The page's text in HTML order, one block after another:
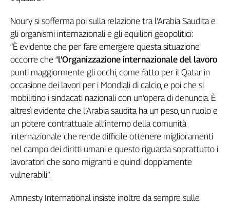
Contatti
La
Newsletter
Social
Noury si sofferma poi sulla relazione tra l’Arabia Saudita e
gli organismi internazionali e gli equilibri geopolitici:
“È evidente che per fare emergere questa situazione
occorre che “l’Organizzazione internazionale del lavoro
punti maggiormente gli occhi, come fatto per il Qatar in
occasione dei lavori per i Mondiali di calcio, e poi che si
mobilitino i sindacati nazionali con un’opera di denuncia. È
altresì evidente che l’Arabia saudita ha un peso, un ruolo e
un potere contrattuale all’interno della comunità
internazionale che rende difficile ottenere miglioramenti
nel campo dei diritti umani e questo riguarda soprattutto i
lavoratori che sono migranti e quindi doppiamente
vulnerabili”.
Amnesty International insiste inoltre da sempre sulle